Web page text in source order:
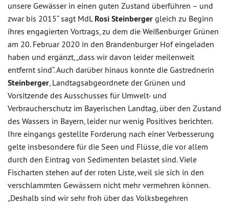
unsere Gewässer in einen guten Zustand überführen – und
zwar bis 2015“ sagt MdL Rosi Steinberger gleich zu Beginn
ihres engagierten Vortrags, zu dem die Weißenburger Grünen
am 20. Februar 2020 in den Brandenburger Hof eingeladen
haben und ergänzt, „dass wir davon leider meilenweit
entfernt sind“. Auch darüber hinaus konnte die Gastrednerin
Steinberger, Landtagsabgeordnete der Grünen und
Vorsitzende des Ausschusses für Umwelt- und
Verbraucherschutz im Bayerischen Landtag, über den Zustand
des Wassers in Bayern, leider nur wenig Positives berichten.
Ihre eingangs gestellte Forderung nach einer Verbesserung
gelte insbesondere für die Seen und Flüsse, die vor allem
durch den Eintrag von Sedimenten belastet sind. Viele
Fischarten stehen auf der roten Liste, weil sie sich in den
verschlammten Gewässern nicht mehr vermehren können.
„Deshalb sind wir sehr froh über das Volksbegehren